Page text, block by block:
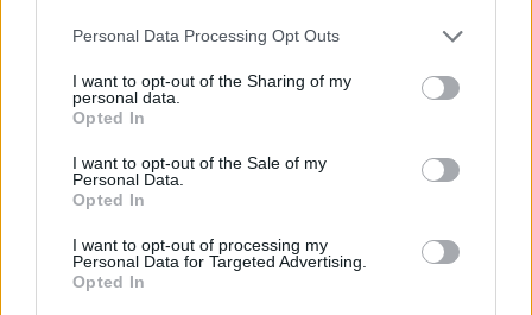
negar su consentimiento. Tenga en cuenta que algún
de su consentimiento, pero usted tiene el derecho de
rechazar tal procesamiento. Sus preferencias se aplicarán
cualquier momento entrando de nuevo en este sitio web o
visitando nuestra política de privacidad.
Personal Data Processing Opt Outs
I want to opt-out of the Sharing of my
personal data.
Opted In
I want to opt-out of the Sale of my
Personal Data.
Opted In
I want to opt-out of processing my
Personal Data for Targeted Advertising.
Opted In